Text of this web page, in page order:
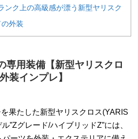
ンク上の高級感が漂う新型ヤリスク
外装
専用装備【新型ヤリスクロ
装インプレ】
果たした新型ヤリスクロス(YARIS
”Zグレード/ハイブリッドZ”には、